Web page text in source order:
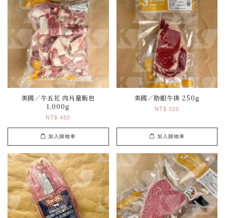
美國／牛五花 肉片量販包
1,000g
NT$ 450
加入購物車
美國／肋眼牛排 250g
NT$ 520
加入購物車